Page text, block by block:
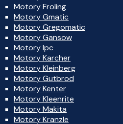
Motory Froling
Motory Gmatic
Motory Gregomatic
Motory Gansow
Motory Ipc
Motory Karcher
Motory Kleinberg
Motory Gutbrod
Motory Kenter
Motory Kleenrite
Motory Makita
Motory Kranzle